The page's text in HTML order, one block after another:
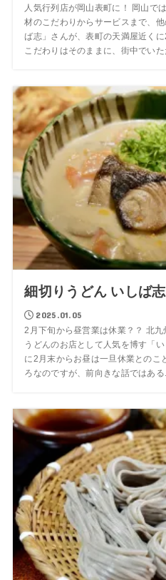
人気行列店が岡山表町に！ 岡山で
材のこだわりからサービスまで、
ば志」さんが、表町の天満屋近く
こだわりはそのままに、街中でいた
細切りうどん いしば志
2025.01.05
2月下旬から昼営業は休業？？ 北
うどんのお店として人気を博す「
に2月末からお昼は一旦休業とのこ
ろなのですが、前向きな話ではある